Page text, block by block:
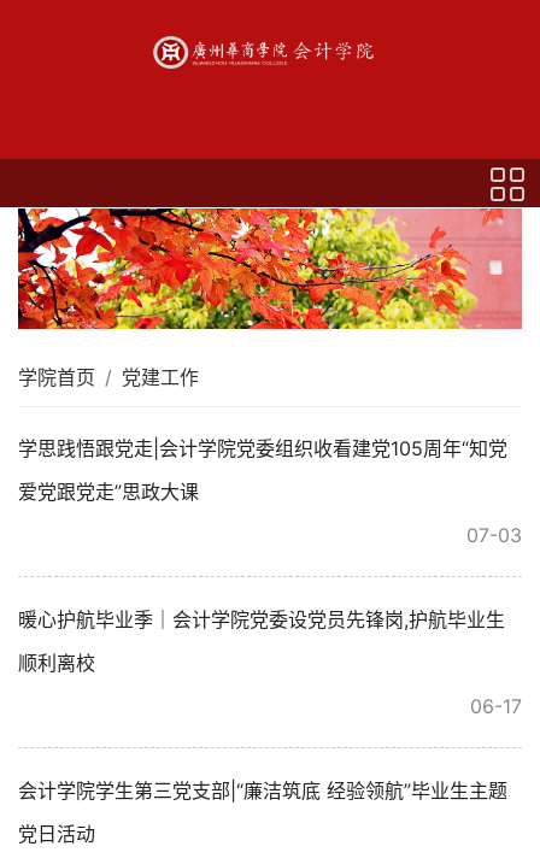
学院首页 党建工作
学思践悟跟党走|会计学院党委组织收看建党105周年“知党
爱党跟党走”思政大课
07-03
暖心护航毕业季｜会计学院党委设党员先锋岗,护航毕业生
顺利离校
06-17
会计学院学生第三党支部|“廉洁筑底 经验领航”毕业生主题
党日活动